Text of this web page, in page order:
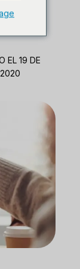
EL 19 DE